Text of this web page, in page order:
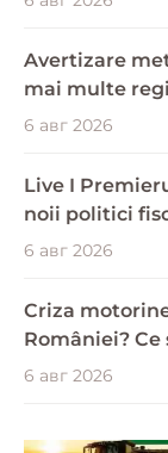
Avertizare
mai multe
6 авг 2026
Live I
noii politici
6 авг 2026
Criza
României?
6 авг 2026